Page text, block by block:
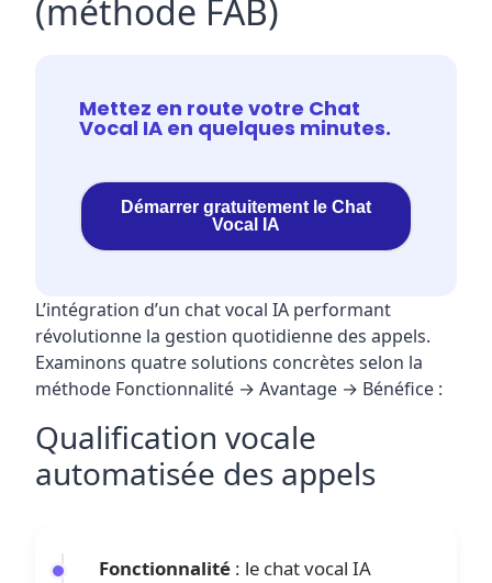
(méthode FAB)
Mettez en route votre Chat
Vocal IA en quelques minutes.
Démarrer gratuitement le Chat
Vocal IA
L’intégration d’un chat vocal IA performant
révolutionne la gestion quotidienne des appels.
Examinons quatre solutions concrètes selon la
méthode Fonctionnalité → Avantage → Bénéfice :
Qualification vocale
automatisée des appels
Fonctionnalité : le chat vocal IA